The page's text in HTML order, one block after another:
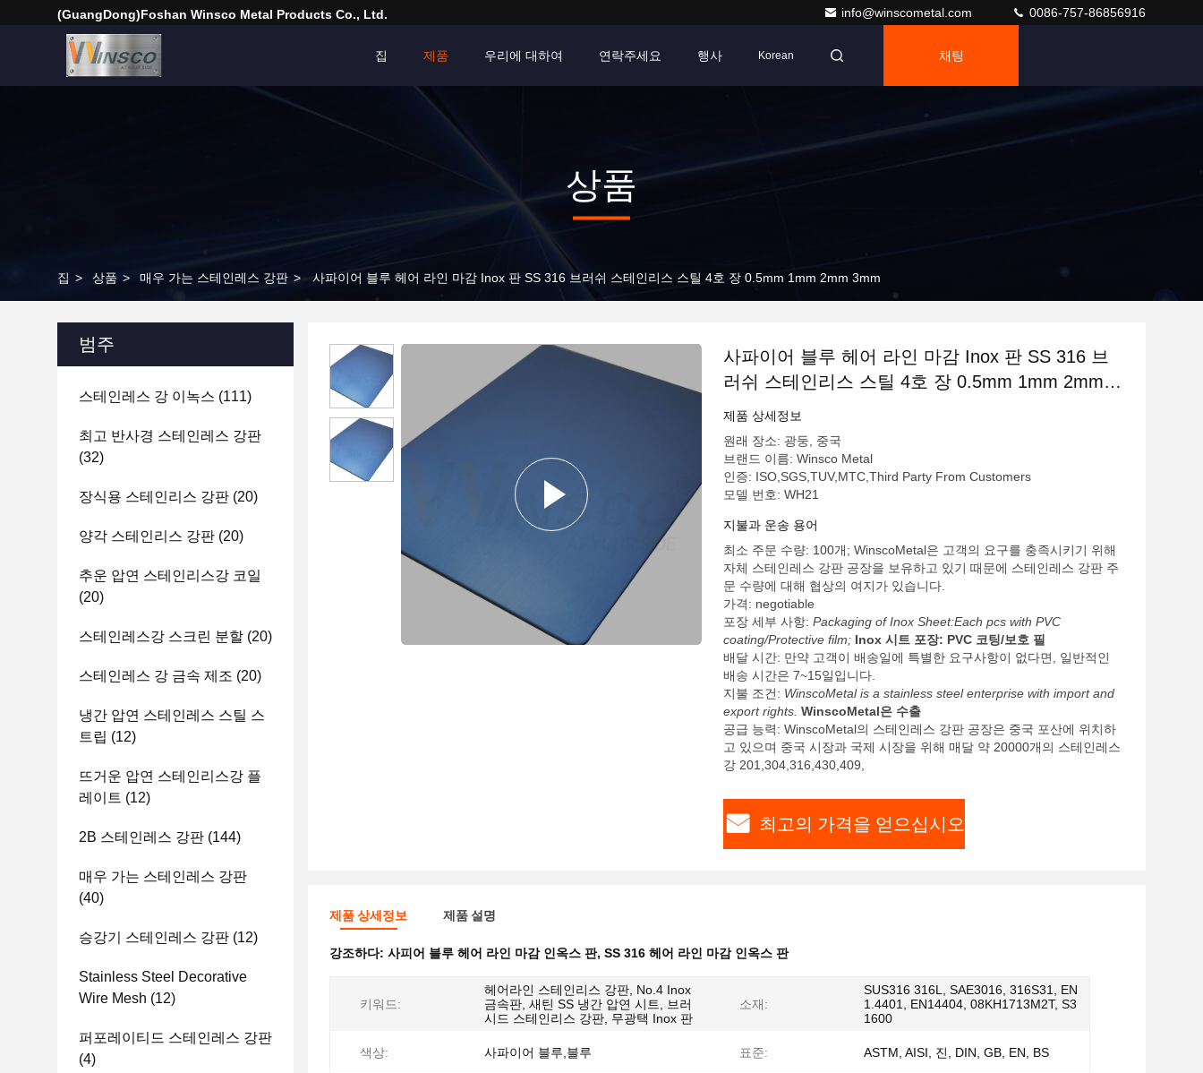
(GuangDong)Foshan Winsco Metal Products Co., Ltd. info@winscometal.com 0086-757-86856916
집 제품 우리에 대하여 연락주세요 행사 Korean 채팅
상품
집 > 상품 > 매우 가는 스테인레스 강판 > 사파이어 블루 헤어 라인 마감 Inox 판 SS 316 브러쉬 스테인리스 스틸 4호 장 0.5mm 1mm 2mm 3mm
범주
스테인레스 강 이녹스 (111)
최고 반사경 스테인레스 강판
(32)
장식용 스테인리스 강판 (20)
양각 스테인리스 강판 (20)
추운 압연 스테인리스강 코일
(20)
스테인레스강 스크린 분할 (20)
스테인레스 강 금속 제조 (20)
냉간 압연 스테인레스 스틸 스
트립 (12)
뜨거운 압연 스테인리스강 플
레이트 (12)
2B 스테인레스 강판 (144)
매우 가는 스테인레스 강판
(40)
승강기 스테인레스 강판 (12)
Stainless Steel Decorative
Wire Mesh (12)
퍼포레이티드 스테인레스 강판
(4)
사파이어 블루 헤어 라인 마감 Inox 판 SS 316 브
러쉬 스테인리스 스틸 4호 장 0.5mm 1mm 2mm
3mm
제품 상세정보
원래 장소: 광둥, 중국
브랜드 이름: Winsco Metal
인증: ISO,SGS,TUV,MTC,Third Party From Customers
모델 번호: WH21
지불과 운송 용어
최소 주문 수량: 100개; WinscoMetal은 고객의 요구를 충족시키기 위해
자체 스테인레스 강판 공장을 보유하고 있기 때문에 스테인레스 강판 주
문 수량에 대해 협상의 여지가 있습니다.
가격: negotiable
포장 세부 사항: Packaging of Inox Sheet:Each pcs with PVC
coating/Protective film; Inox 시트 포장: PVC 코팅/보호 필
배달 시간: 만약 고객이 배송일에 특별한 요구사항이 없다면, 일반적인
배송 시간은 7~15일입니다.
지불 조건: WinscoMetal is a stainless steel enterprise with import and
export rights. WinscoMetal은 수출
공급 능력: WinscoMetal의 스테인레스 강판 공장은 중국 포산에 위치하
고 있으며 중국 시장과 국제 시장을 위해 매달 약 20000개의 스테인레스
강 201,304,316,430,409,
최고의 가격을 얻으십시오
제품 상세정보 제품 설명
강조하다: 사피어 블루 헤어 라인 마감 인옥스 판, SS 316 헤어 라인 마감 인옥스 판
키워드:
헤어라인 스테인리스 강판, No.4 Inox
금속판, 새틴 SS 냉간 압연 시트, 브러
시드 스테인리스 강판, 무광택 Inox 판
소재:
SUS316 316L, SAE3016, 316S31, EN
1.4401, EN14404, 08KH1713M2T, S3
1600
색상: 사파이어 블루,블루 표준: ASTM, AISI, 진, DIN, GB, EN, BS